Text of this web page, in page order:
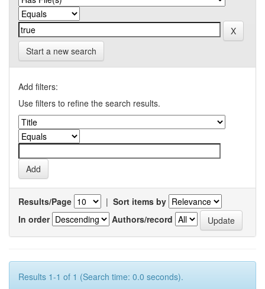
Start a new search
Add filters:
Use filters to refine the search results.
Results/Page | Sort items by
In order
Authors/record
Results 1-1 of 1 (Search time: 0.0 seconds).